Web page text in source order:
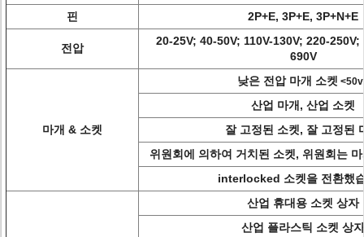
핀
2P+E, 3P+E, 3P+N+E
전압
20-25V; 40-50V; 110V-130V; 220-
690V
마개 & 소켓
낮은 전압 마개 소켓
산업 마개, 산업 소켓
잘 고정된 소켓, 잘 고정된
위원회에 의하여 거치된 소켓, 위원회는
interlocked 소켓을 전환했
산업 휴대용 소켓 상자
산업 플라스틱 소켓 상자